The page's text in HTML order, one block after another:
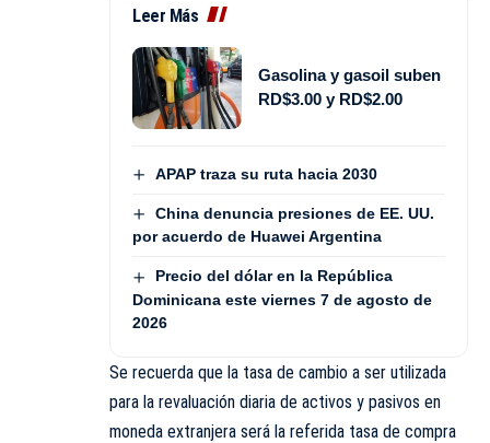
Leer Más
Gasolina y gasoil suben
RD$3.00 y RD$2.00
APAP traza su ruta hacia 2030
China denuncia presiones de EE. UU.
por acuerdo de Huawei Argentina
Precio del dólar en la República
Dominicana este viernes 7 de agosto de
2026
Se recuerda que la tasa de cambio a ser utilizada
para la revaluación diaria de activos y pasivos en
moneda extranjera será la referida tasa de compra